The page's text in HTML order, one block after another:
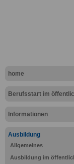
home
Berufsstart im
Informationen
Ausbildung
Allgemeines
Ausbildung im